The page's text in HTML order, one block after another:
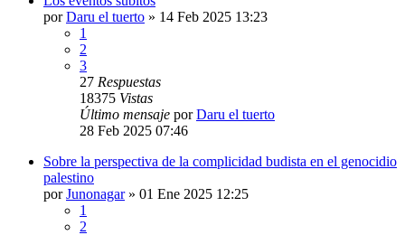
porDaru el tuerto » 14 Feb 2025 13:23
1
2
3
27 Respuestas
18375 Vistas
Último mensaje porDaru el tuerto
28 Feb 2025 07:46
Sobre la perspectiva de la complicidad budista en el genocidio
palestino
porJunonagar» 01 Ene 2025 12:25
1
2